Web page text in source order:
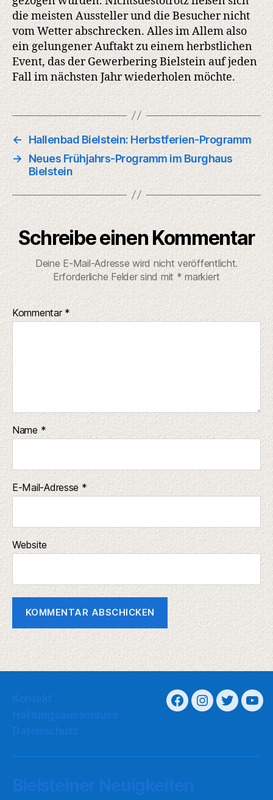
die meisten Aussteller und die Besucher nicht
vom Wetter abschrecken. Alles im Allem also
ein gelungener Auftakt zu einem herbstlichen
Event, das der Gewerbering Bielstein auf jeden
Fall im nächsten Jahr wiederholen möchte.
←
Hallenbad Bielstein: Herbstferien-Programm
→
Neues Frühjahrs-Programm im Burghaus
Bielstein
Schreibe einen Kommentar
Deine E-Mail-Adresse wird nicht veröffentlicht.
Erforderliche Felder sind mit * markiert
Kommentar *
Name*
E-Mail-Adresse *
Website